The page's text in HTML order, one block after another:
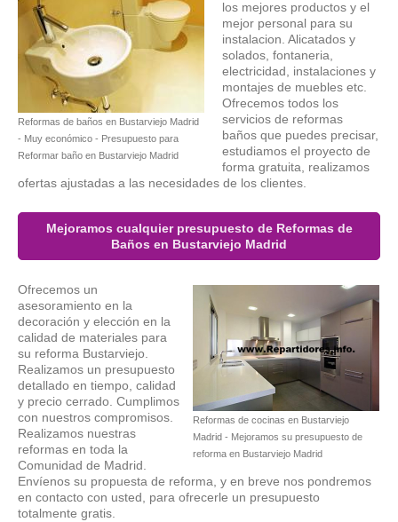
Reformas de baños en Bustarviejo Madrid
- Muy económico - Presupuesto para
Reformar baño en Bustarviejo Madrid
los mejores productos y el
mejor personal para su
instalacion. Alicatados y
solados, fontaneria,
electricidad, instalaciones y
montajes de muebles etc.
Ofrecemos todos los
servicios de reformas
baños que puedes precisar,
estudiamos el proyecto de
forma gratuita, realizamos
ofertas ajustadas a las necesidades de los clientes.
Mejoramos cualquier presupuesto de Reformas de
Baños en Bustarviejo Madrid
Reformas de cocinas en Bustarviejo
Madrid - Mejoramos su presupuesto de
reforma en Bustarviejo Madrid
Ofrecemos un
asesoramiento en la
decoración y elección en la
calidad de materiales para
su reforma Bustarviejo.
Realizamos un presupuesto
detallado en tiempo, calidad
y precio cerrado. Cumplimos
con nuestros compromisos.
Realizamos nuestras
reformas en toda la
Comunidad de Madrid.
Envíenos su propuesta de reforma, y en breve nos pondremos
en contacto con usted, para ofrecerle un presupuesto
totalmente gratis.